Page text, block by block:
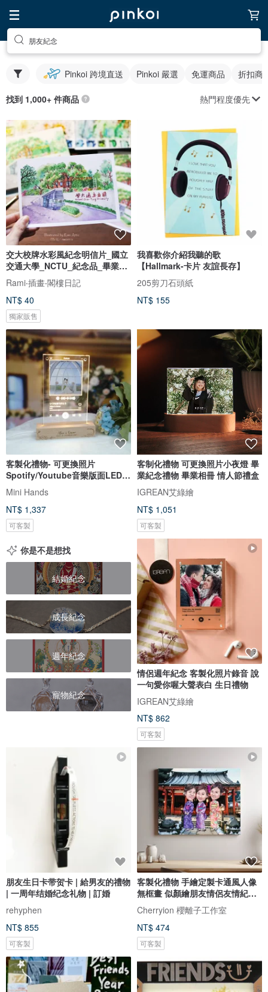
朋友紀念
Pinkoi 跨境直送 Pinkoi 嚴選 免運商品 折扣商
找到 1,000+ 件商品 熱門程度優先
交大校牌水彩風紀念明信片_國立
交通大學_NCTU_紀念品_畢業_
朋友
Rami‧插畫‧閣樓日記
NT$ 40
獨家販售
我喜歡你介紹我聽的歌
【Hallmark-卡片 友誼長存】
205剪刀石頭紙
NT$ 155
客製化禮物- 可更換照片
Spotify/Youtube音樂版面LED
發光相架
Mini Hands
NT$ 1,337
可客製
客制化禮物 可更換照片小夜燈 畢
業紀念禮物 畢業相冊 情人節禮盒
IGREAN艾綠繪
NT$ 1,051
可客製
你是不是想找
結婚紀念
成長紀念
週年紀念
寵物紀念
情侶週年紀念 客製化照片錄音 說
一句愛你喔大聲表白 生日禮物
IGREAN艾綠繪
NT$ 862
可客製
朋友生日卡带贺卡 | 給男友的禮物
| 一周年结婚纪念礼物 | 訂婚
rehyphen
NT$ 855
可客製
客製化禮物 手繪定製卡通風人像
無框畫 似顏繪朋友情侶友情紀念
日
Cherryion 櫻離子工作室
NT$ 474
可客製